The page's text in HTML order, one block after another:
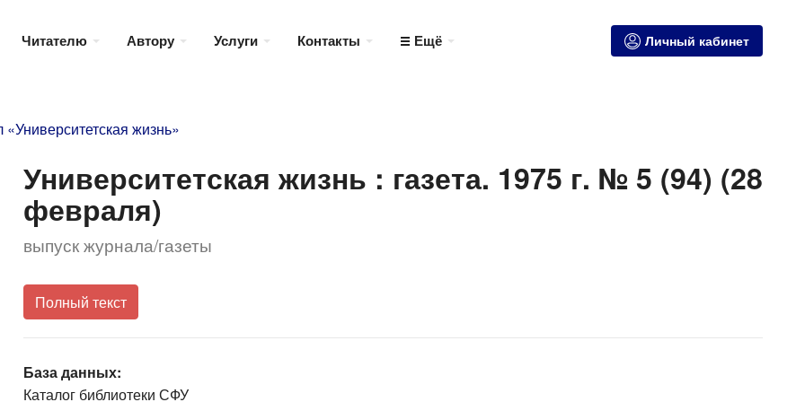
Читателю Автору Услуги Контакты Ещё Личный кабинет
жизнь»
Университетская жизнь : газета. 1975 г. № 5 (94) (28
февраля)
выпуск журнала/газеты
Полный текст
База данных:
Каталог библиотеки СФУ